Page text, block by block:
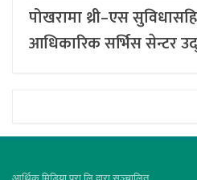
पोखरामा थ्री–एस
आधिकारिक सर्भिस सेन्टर